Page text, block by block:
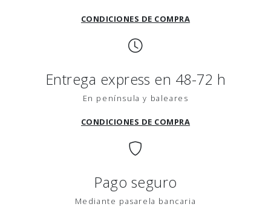
CONDICIONES DE COMPRA
Entrega express en 48-72 h
En península y baleares
CONDICIONES DE COMPRA
Pago seguro
Mediante pasarela bancaria